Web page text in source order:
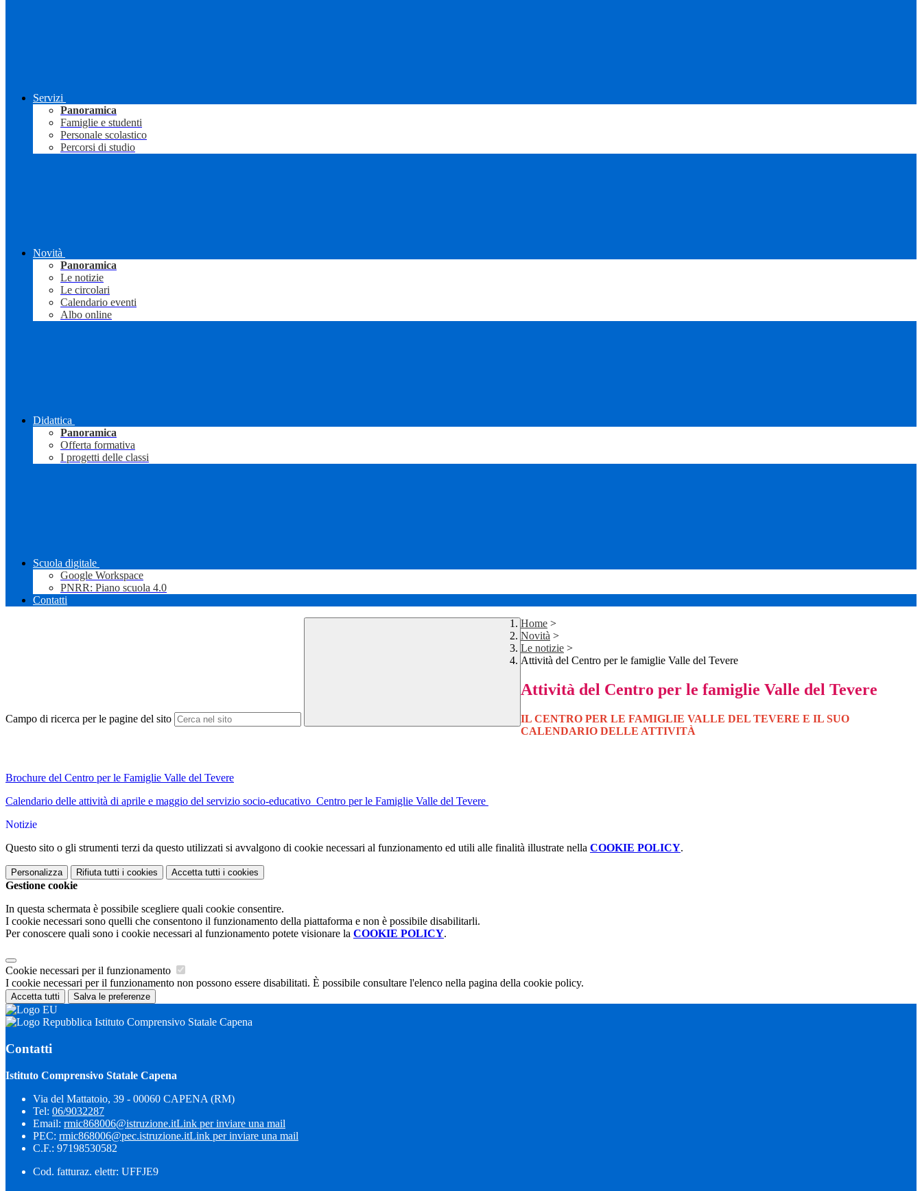
Servizi
Panoramica
Famiglie e studenti
Personale scolastico
Percorsi di studio
Novità
Panoramica
Le notizie
Le circolari
Calendario eventi
Albo online
Didattica
Panoramica
Offerta formativa
I progetti delle classi
Scuola digitale
Google Workspace
PNRR: Piano scuola 4.0
Contatti
Campo di ricerca per le pagine del sito
Home >
Novità >
Le notizie >
Attività del Centro per le famiglie Valle del Tevere
Attività del Centro per le famiglie Valle del Tevere
IL CENTRO PER LE FAMIGLIE VALLE DEL TEVERE E IL SUO
CALENDARIO DELLE ATTIVITÀ
Brochure del Centro per le Famiglie Valle del Tevere
Calendario delle attività di aprile e maggio del servizio socio-educativo_Centro per le Famiglie Valle del Tevere
Notizie
Questo sito o gli strumenti terzi da questo utilizzati si avvalgono di cookie necessari al funzionamento ed utili alle finalità illustrate nella COOKIE POLICY.
Personalizza Rifiuta tutti i cookies Accetta tutti i cookies
Gestione cookie
In questa schermata è possibile scegliere quali cookie consentire.
I cookie necessari sono quelli che consentono il funzionamento della piattaforma e non è possibile disabilitarli.
Per conoscere quali sono i cookie necessari al funzionamento potete visionare la COOKIE POLICY.
Cookie necessari per il funzionamento
I cookie necessari per il funzionamento non possono essere disabilitati. È possibile consultare l'elenco nella pagina della cookie policy.
Accetta tutti Salva le preferenze
Istituto Comprensivo Statale Capena
Contatti
Istituto Comprensivo Statale Capena
Via del Mattatoio, 39 - 00060 CAPENA (RM)
Tel: 06/9032287
Email: rmic868006@istruzione.itLink per inviare una mail
PEC: rmic868006@pec.istruzione.itLink per inviare una mail
C.F.: 97198530582
Cod. fatturaz. elettr: UFFJE9